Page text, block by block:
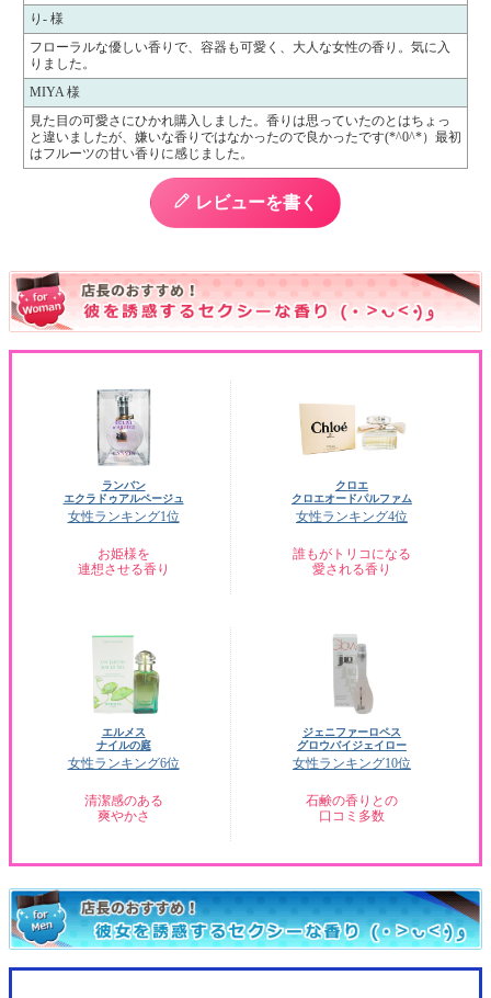
り- 様
フローラルな優しい香りで、容器も可愛く、大人な女性の香り。気に入
りました。
MIYA 様
見た目の可愛さにひかれ購入しました。香りは思っていたのとはちょっ
と違いましたが、嫌いな香りではなかったので良かったです(*^0^*）最初
はフルーツの甘い香りに感じました。
レビューを書く
ランバン
エクラドゥアルページュ
女性ランキング1位
お姫様を
連想させる香り
クロエ
クロエオードパルファム
女性ランキング4位
誰もがトリコになる
愛される香り
エルメス
ナイルの庭
女性ランキング6位
清潔感のある
爽やかさ
ジェニファーロペス
グロウバイジェイロー
女性ランキング10位
石鹸の香りとの
口コミ多数